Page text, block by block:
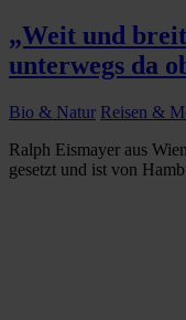
„Weit und
unterwegs da
Bio & Natur Reisen &
Ralph Eismayer aus
gesetzt und ist von